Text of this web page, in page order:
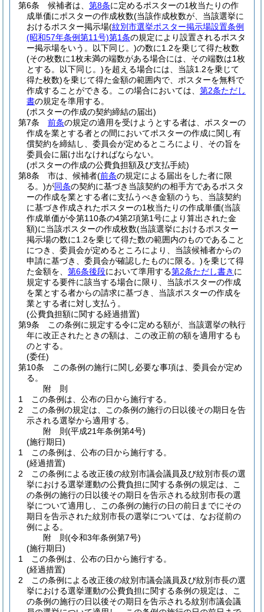
第6条
候補者は、 第8条に定めるポスターの1枚当たりの作
成単価にポスターの作成枚数(当該作成枚数が、当該選挙に
おけるポスター掲示場(紋別市選挙ポスター掲示場設置条例
(昭和57年条例第11号)第1条の規定により設置されるポスタ
ー掲示場をいう。以下同じ。)の数に1.2を乗じて得た枚数
(その枚数に1枚未満の端数がある場合には、その端数は1枚
とする。以下同じ。)を超える場合には、当該1.2を乗じて
得た枚数)を乗じて得た金額の範囲内で、ポスターを無料で
作成することができる。
この場合においては、 第2条ただし
書の規定を準用する。
(ポスターの作成の契約締結の届出)
第7条
前条の規定の適用を受けようとする者は、ポスターの
作成を業とする者との間においてポスターの作成に関し有
償契約を締結し、委員会が定めるところにより、その旨を
委員会に届け出なければならない。
(ポスターの作成の公費負担額及び支払手続)
第8条
市は、候補者(前条の規定による届出をした者に限
る。)が同条の契約に基づき当該契約の相手方であるポスタ
ーの作成を業とする者に支払うべき金額のうち、当該契約
に基づき作成されたポスターの1枚当たりの作成単価(当該
作成単価が令第110条の4第2項第1号により算出された金
額)に当該ポスターの作成枚数(当該選挙におけるポスター
掲示場の数に1.2を乗じて得た数の範囲内のものであること
につき、委員会が定めるところにより、当該候補者からの
申請に基づき、委員会が確認したものに限る。)を乗じて得
た金額を、 第6条後段において準用する第2条ただし書き に
規定する要件に該当する場合に限り、当該ポスターの作成
を業とする者からの請求に基づき、当該ポスターの作成を
業とする者に対し支払う。
(公費負担額に関する経過措置)
第9条
この条例に規定する令に定める額が、当該選挙の執行
年に改正されたときの額は、この改正前の額を適用するも
のとする。
(委任)
第10条
この条例の施行に関し必要な事項は、委員会が定め
る。
附 則
1
この条例は、公布の日から施行する。
2
この条例の規定は、この条例の施行の日以後その期日を告
示される選挙から適用する。
附 則(平成21年条例第4号)
(施行期日)
1
この条例は、公布の日から施行する。
(経過措置)
2
この条例による改正後の紋別市議会議員及び紋別市長の選
挙における選挙運動の公費負担に関する条例の規定は、こ
の条例の施行の日以後その期日を告示される紋別市長の選
挙について適用し、この条例の施行の日の前日までにその
期日を告示された紋別市長の選挙については、なお従前の
例による。
附 則(令和3年条例第7号)
(施行期日)
1
この条例は、公布の日から施行する。
(経過措置)
2
この条例による改正後の紋別市議会議員及び紋別市長の選
挙における選挙運動の公費負担に関する条例の規定は、こ
の条例の施行の日以後その期日を告示される紋別市議会議